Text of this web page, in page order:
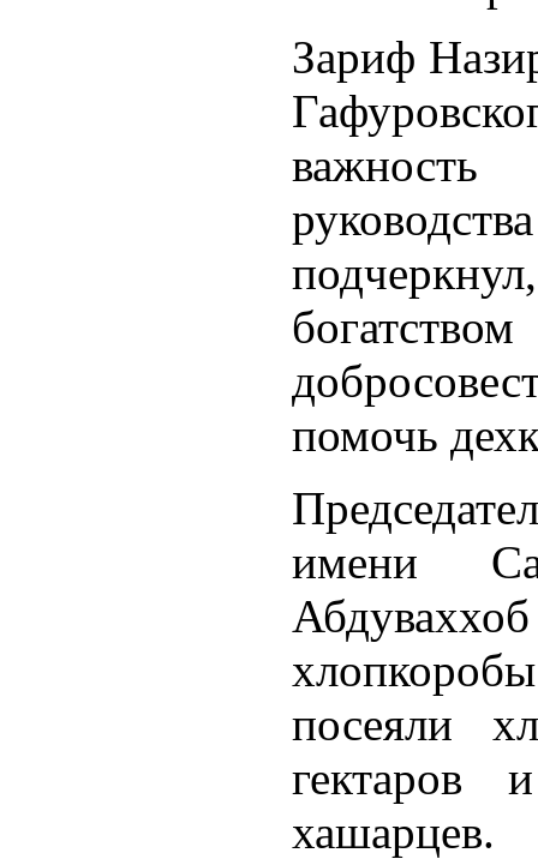
Зариф
помочь
имени
посеяли
хашарцев.